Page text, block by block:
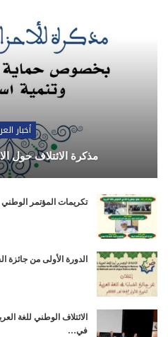
أخبار
مذكرة الائتلاف حول
تكريمات المؤتمر الوطني
الدورة الأولى من جائزة
الائتلاف الوطني للغة
في…